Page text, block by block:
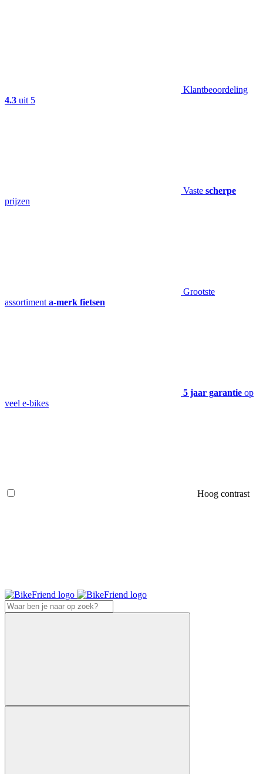
Klantbeoordeling
4.3 uit 5
Vaste scherpe
prijzen
Grootste
assortiment a-merk fietsen
5 jaar garantie op
veel e-bikes
Hoog contrast